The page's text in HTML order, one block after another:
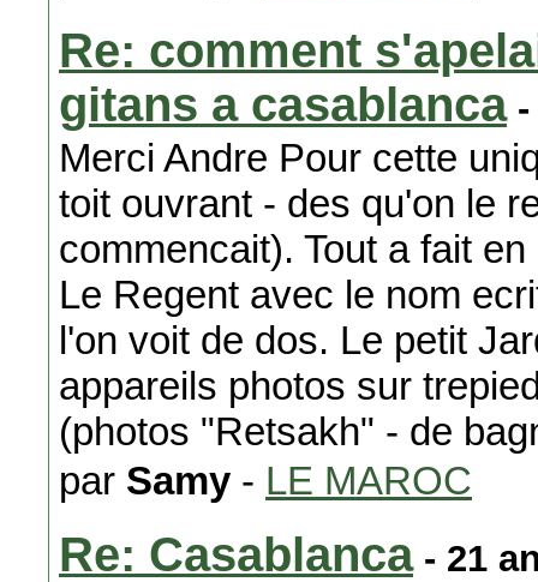
Re: comment
gitans a casablanca-
Merci Andre Pour cette
toit ouvrant - des qu'on le
commencait). Tout a fait
Le Regent avec le nom
l'on voit de dos. Le petit
appareils photos sur
(photos "Retsakh" - de
par Samy - LE MAROC
Re: Casablanca- 21